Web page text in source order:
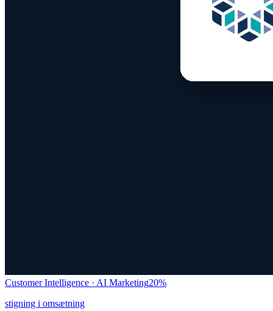
Customer Intelligence · AI Marketing20%
stigning i omsætning